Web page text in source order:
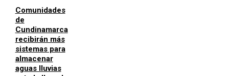
Comunidades
de
Cundinamarca
recibirán más
sistemas para
almacenar
aguas lluvias